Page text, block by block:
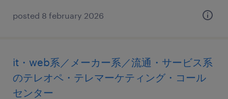
posted 8 february 2026
it・web系／メーカー系／流通・サービス系
のテレオペ・テレマーケティング・コール
センター